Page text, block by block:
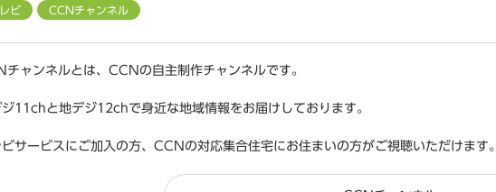
ビ CCNチャンネル
チャンネルとは、CCNの自主制作チャンネルです。
11chと地デジ12chで身近な地域情報をお届けしております。
ビサービスにご加入の方、CCNの対応集合住宅にお住まいの方がご視聴いただけます。